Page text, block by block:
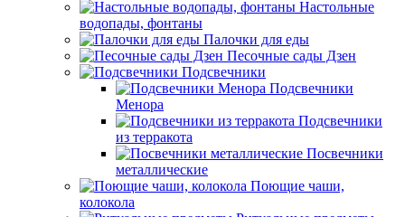
Настольные
водопады, фонтаны
Палочки для еды
Песочные сады Дзен
Подсвечники
Подсвечники
Менора
Подсвечники
из терракота
Посвечники
металлические
Поющие чаши,
колокола